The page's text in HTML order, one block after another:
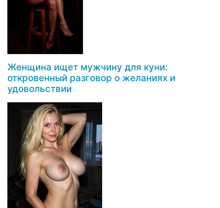
Женщина ищет мужчину для куни:
откровенный разговор о желаниях и
удовольствии